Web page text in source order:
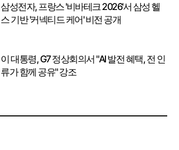
삼성전자, 프랑스 '비바테크 2026'서 삼성 헬
스 기반 '커넥티드 케어' 비전 공개
이 대통령, G7 정상회의서 "AI 발전 혜택, 전 인
류가 함께 공유" 강조